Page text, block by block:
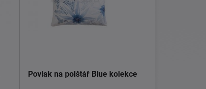
Povlak na polštář Blue kolekce